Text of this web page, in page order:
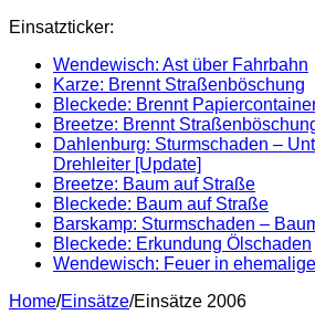
Einsatzticker:
Wendewisch: Ast über Fahrbahn
Karze: Brennt Straßenböschung
Bleckede: Brennt
Breetze: Brennt
Dahlenburg: Sturmschaden –
Drehleiter [Update]
Breetze: Baum auf Straße
Bleckede: Baum auf Straße
Barskamp: Sturmschaden –
Bleckede: Erkundung Ölschaden
Wendewisch: Feuer in
Home/Einsätze/Einsätze 2006